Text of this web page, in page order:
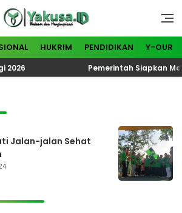
Yakusa
dan Menginspirasi
HUKRIM PENDIDIKAN Y-OUR
Pemerintah Siapkan
Jalan-jalan Sehat